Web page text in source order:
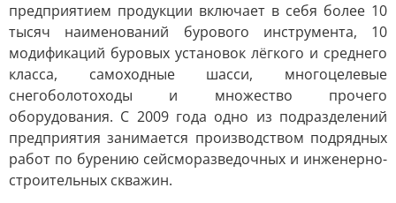
предприятием продукции включает в себя более 10
тысяч наименований бурового инструмента, 10
модификаций буровых установок лёгкого и среднего
класса, самоходные шасси, многоцелевые
снегоболотоходы и множество прочего
оборудования. С 2009 года одно из подразделений
предприятия занимается производством подрядных
работ по бурению сейсморазведочных и инженерно-
строительных скважин.